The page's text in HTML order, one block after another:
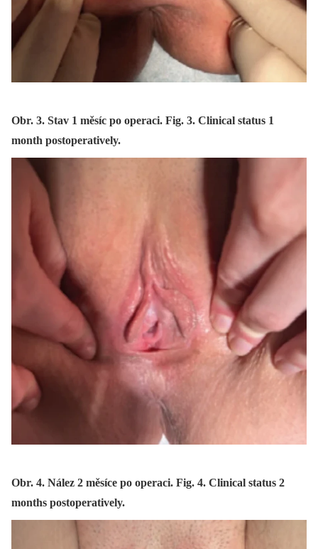
Obr. 3. Stav 1 měsíc po operaci. Fig. 3. Clinical status 1
month postoperatively.
Obr. 4. Nález 2 měsíce po operaci. Fig. 4. Clinical status 2
months postoperatively.